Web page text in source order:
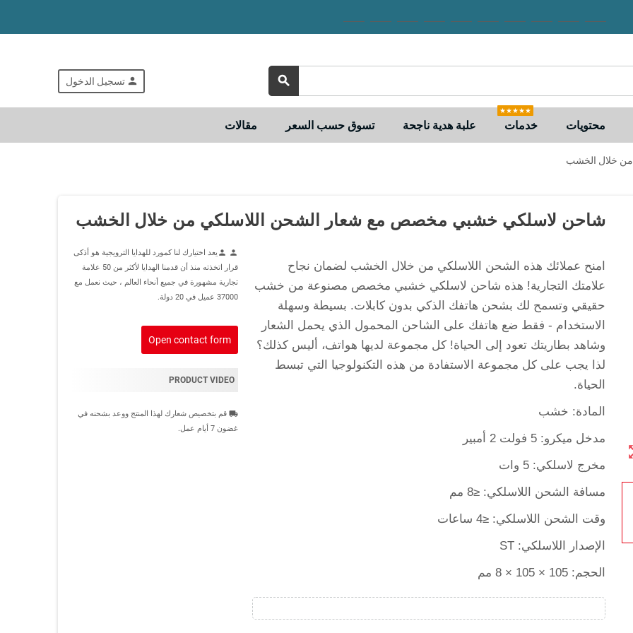
search
person تسجيل الدخول
محتويات خدمات
★★★★★
علبة هدية ناجحة تسوق حسب السعر مقالات
خلال الخشب
شاحن لاسلكي خشبي مخصص مع شعار الشحن اللاسلكي من خلال الخشب
امنح عملائك هذه الشحن اللاسلكي من خلال الخشب لضمان نجاح
علامتك التجارية! هذه شاحن لاسلكي خشبي مخصص مصنوعة من خشب
حقيقي وتسمح لك بشحن هاتفك الذكي بدون كابلات. بسيطة وسهلة
الاستخدام ‑ فقط ضع هاتفك على الشاحن المحمول الذي يحمل الشعار
وشاهد بطاريتك تعود إلى الحياة! كل مجموعة لديها هواتف، أليس كذلك؟
لذا يجب على كل مجموعة الاستفادة من هذه التكنولوجيا التي تبسط
الحياة.
المادة: خشب
مدخل ميكرو: 5 فولت 2 أمبير
مخرج لاسلكي: 5 وات
مسافة الشحن اللاسلكي: ≤8 مم
وقت الشحن اللاسلكي: ≤4 ساعات
الإصدار اللاسلكي: ST
الحجم: 105 × 105 × 8 مم
person
person يعد اختيارك لنا كمورد للهدايا الترويجية هو أذكى
قرار اتخذته منذ أن قدمنا الهدايا لأكثر من 50 علامة
تجارية مشهورة في جميع أنحاء العالم ، حيث نعمل مع
37000 عميل في 20 دولة.
Open contact form
PRODUCT VIDEO
local_shipping قم بتخصيص شعارك لهذا المنتج ووعد بشحنه في
غضون 7 أيام عمل.